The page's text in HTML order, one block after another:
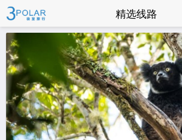
精选线路
联系我们